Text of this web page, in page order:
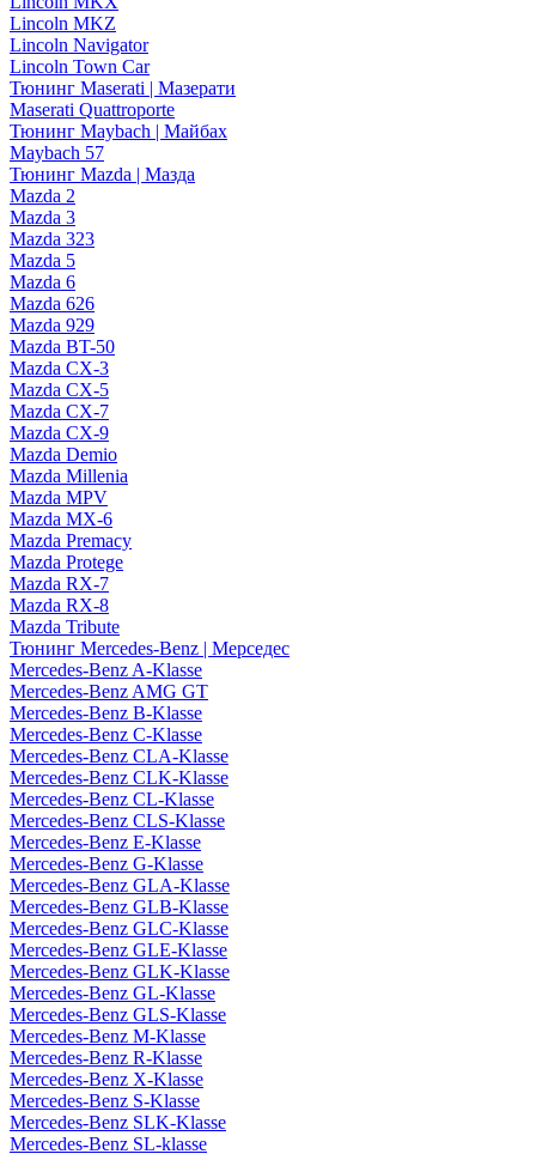
Lincoln MKZ
Lincoln Navigator
Lincoln Town Car
Тюнинг Maserati | Мазерати
Maserati Quattroporte
Тюнинг Maybach | Майбах
Maybach 57
Тюнинг Mazda | Мазда
Mazda 2
Mazda 3
Mazda 323
Mazda 5
Mazda 6
Mazda 626
Mazda 929
Mazda BT-50
Mazda CX-3
Mazda CX-5
Mazda CX-7
Mazda CX-9
Mazda Demio
Mazda Millenia
Mazda MPV
Mazda MX-6
Mazda Premacy
Mazda Protege
Mazda RX-7
Mazda RX-8
Mazda Tribute
Тюнинг Mercedes-Benz | Мерседес
Mercedes-Benz A-Klasse
Mercedes-Benz AMG GT
Mercedes-Benz B-Klasse
Mercedes-Benz C-Klasse
Mercedes-Benz CLA-Klasse
Mercedes-Benz CLK-Klasse
Mercedes-Benz CL-Klasse
Mercedes-Benz CLS-Klasse
Mercedes-Benz E-Klasse
Mercedes-Benz G-Klasse
Mercedes-Benz GLA-Klasse
Mercedes-Benz GLB-Klasse
Mercedes-Benz GLC-Klasse
Mercedes-Benz GLE-Klasse
Mercedes-Benz GLK-Klasse
Mercedes-Benz GL-Klasse
Mercedes-Benz GLS-Klasse
Mercedes-Benz M-Klasse
Mercedes-Benz R-Klasse
Mercedes-Benz X-Klasse
Mercedes-Benz S-Klasse
Mercedes-Benz SLK-Klasse
Mercedes-Benz SL-klasse